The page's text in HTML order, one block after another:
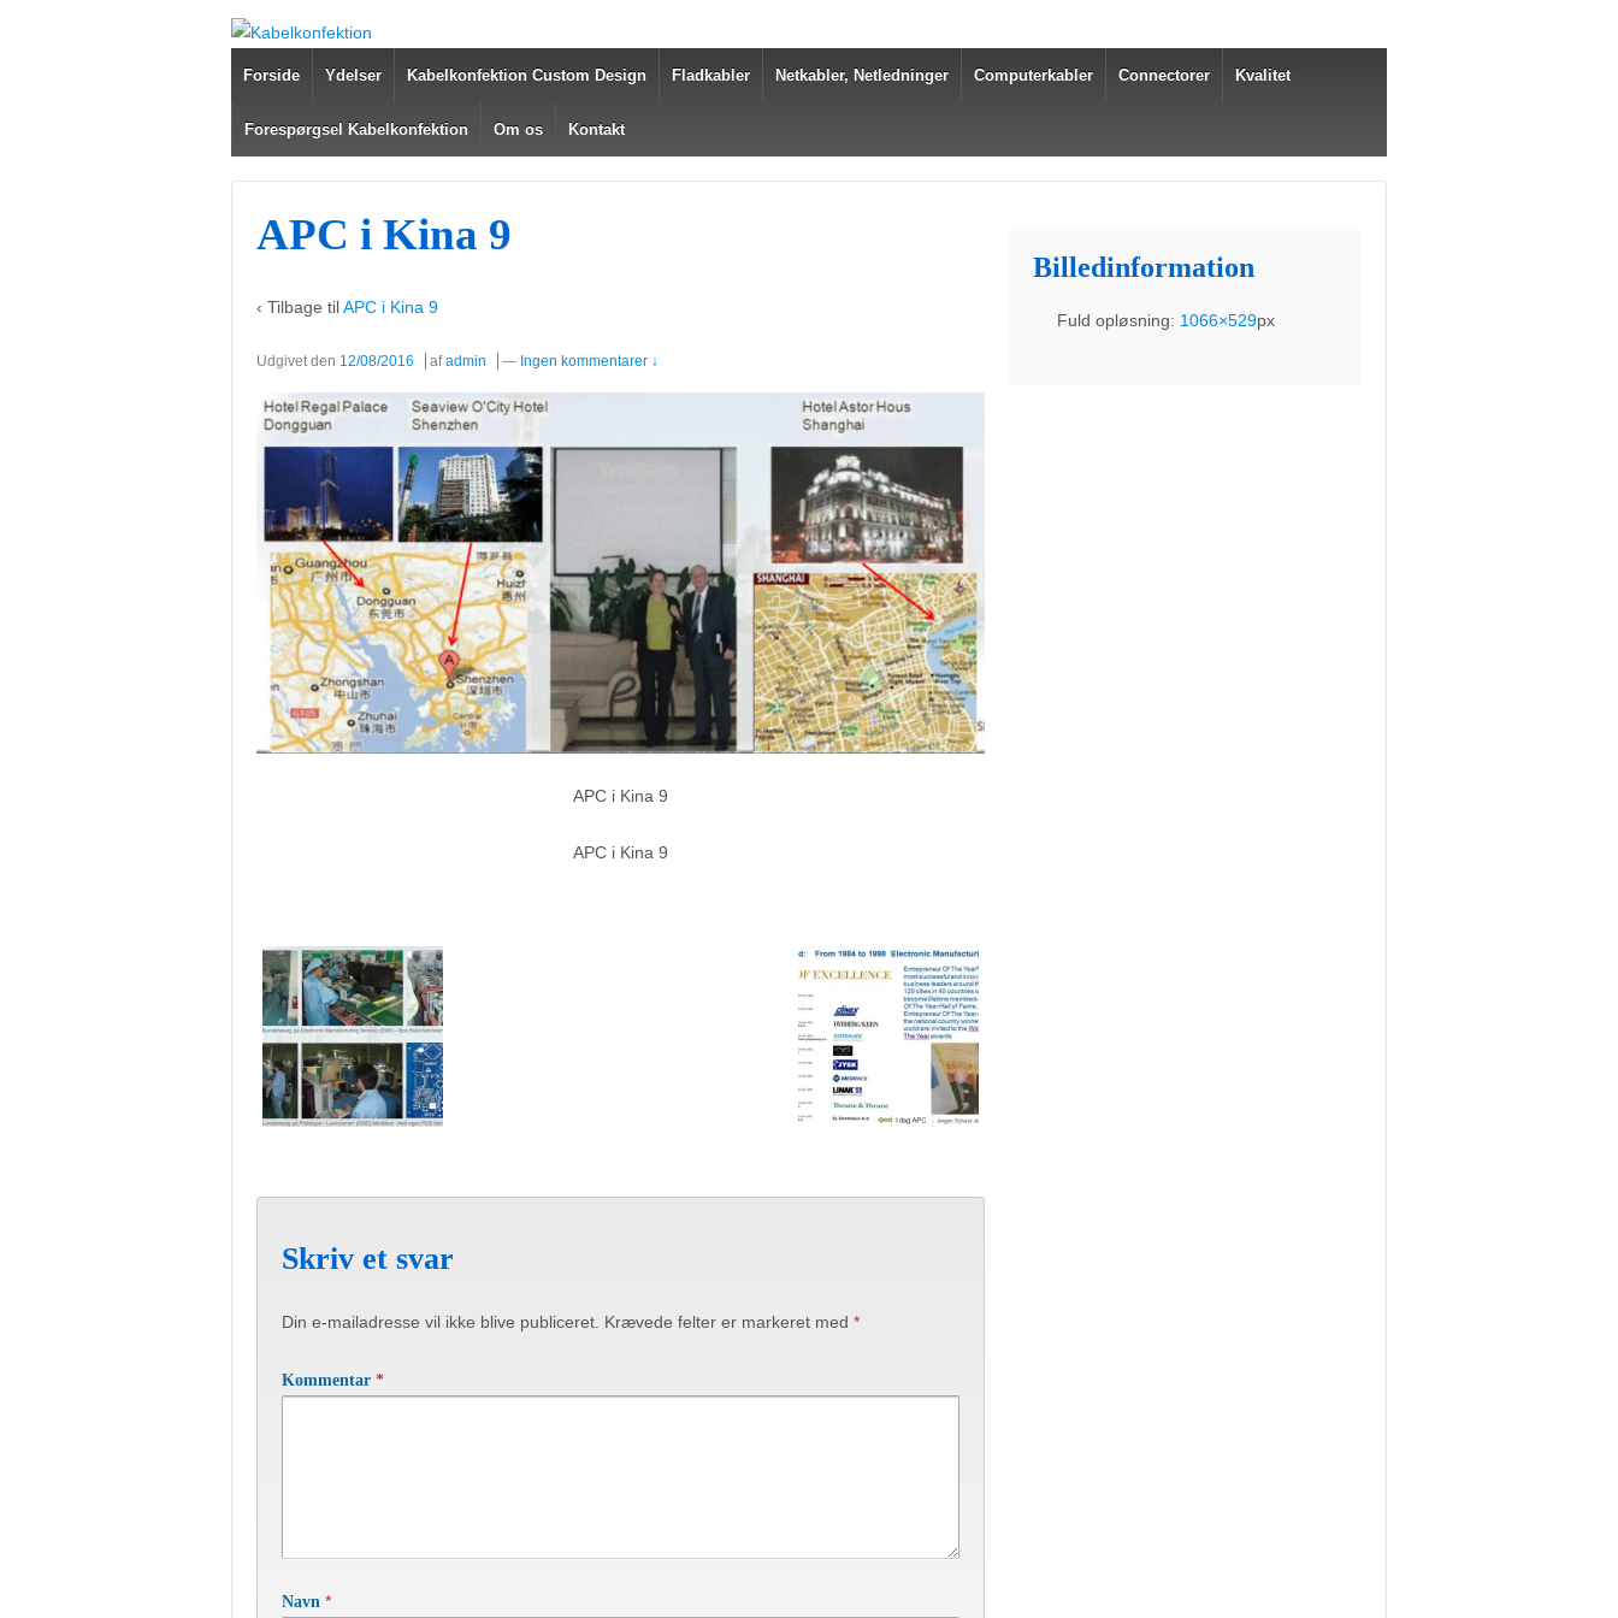
Forside Ydelser Kabelkonfektion Custom Design Fladkabler Netkabler, Netledninger Computerkabler Connectorer Kvalitet
Forespørgsel Kabelkonfektion Om os Kontakt
APC i Kina 9
‹ Tilbage tilAPC i Kina 9
Udgivet den 12/08/2016 afadmin — Ingen kommentarer ↓
APC i Kina 9
APC i Kina 9
Skriv et svar
Din e-mailadresse vil ikke blive publiceret. Krævede felter er markeret med *
Kommentar *
Navn *
Billedinformation
Fuld opløsning: 1066×529px